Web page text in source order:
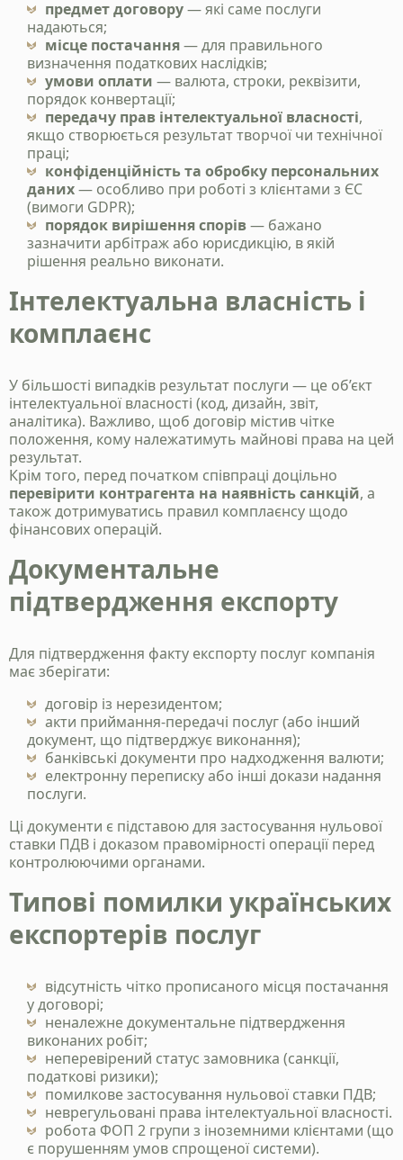
предмет договору— які саме послуги
надаються;
місце постачання— для правильного
визначення податкових наслідків;
умови оплати — валюта, строки, реквізити,
порядок конвертації;
передачу прав інтелектуальної власності,
якщо створюється результат творчої чи технічної
праці;
конфіденційність та обробку персональних
даних— особливо при роботі з клієнтами з ЄС
(вимоги GDPR);
порядок вирішення спорів— бажано
зазначити арбітраж або юрисдикцію, в якій
рішення реально виконати.
Інтелектуальна власність і
комплаєнс
У більшості випадків результат послуги — це об’єкт
інтелектуальної власності (код, дизайн, звіт,
аналітика). Важливо, щоб договір містив чітке
положення, кому належатимуть майнові права на цей
результат.
Крім того, перед початком співпраці доцільно
перевірити контрагента на наявність санкцій, а
також дотримуватись правил комплаєнсу щодо
фінансових операцій.
Документальне
підтвердження експорту
Для підтвердження факту експорту послуг компанія
має зберігати:
договір із нерезидентом;
акти приймання-передачі послуг (або інший
документ, що підтверджує виконання);
банківські документи про надходження валюти;
електронну переписку або інші докази надання
послуги.
Ці документи є підставою для застосування нульової
ставки ПДВ і доказом правомірності операції перед
контролюючими органами.
Типові помилки українських
експортерів послуг
відсутність чітко прописаного місця постачання
у договорі;
неналежне документальне підтвердження
виконаних робіт;
неперевірений статус замовника (санкції,
податкові ризики);
помилкове застосування нульової ставки ПДВ;
неврегульовані права інтелектуальної власності.
робота ФОП 2 групи з іноземними клієнтами (що
є порушенням умов спрощеної системи).
+38 050 976 25 47
Надіслати
Політика конфіденційності